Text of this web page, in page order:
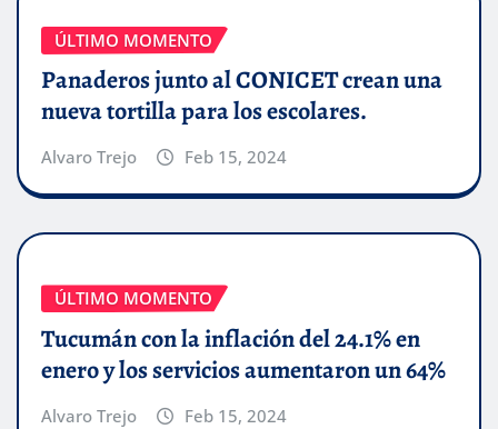
ÚLTIMO MOMENTO
Panaderos junto al CONICET crean una
nueva tortilla para los escolares.
Alvaro Trejo Feb 15, 2024
ÚLTIMO MOMENTO
Tucumán con la inflación del 24.1% en
enero y los servicios aumentaron un 64%
Alvaro Trejo Feb 15, 2024